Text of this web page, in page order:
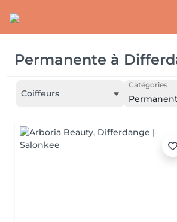
Permanente à
Coiffeurs
Catégories